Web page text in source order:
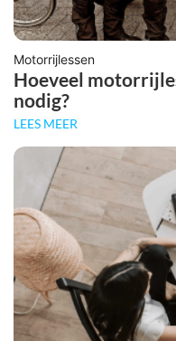
Motorrijlessen
Hoeveel
nodig?
LEES MEER